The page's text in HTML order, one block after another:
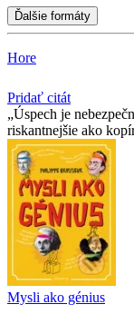
Ďalšie formáty
Hore
Pridať citát
Úspech je
riskantnejšie ako
Mysli ako génius